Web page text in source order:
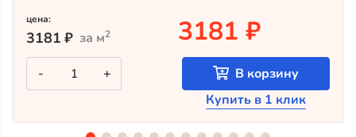
цена:
3181 ₽ за м2 3181 ₽
-
Количество
товара
Крашеный
лиственницы
+
В корзину
Купить в 1 клик